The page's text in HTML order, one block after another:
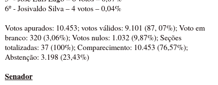
6º - Josivaldo Silva – 4 votos – 0,04%
Votos apurados: 10.453; votos válidos: 9.101 (87, 07%); Voto em
branco: 320 (3,06%); Votos nulos: 1.032 (9,87%); Seções
totalizadas: 37 (100%); Comparecimento: 10.453 (76,57%);
Abstenção: 3.198 (23,43%)
Senador